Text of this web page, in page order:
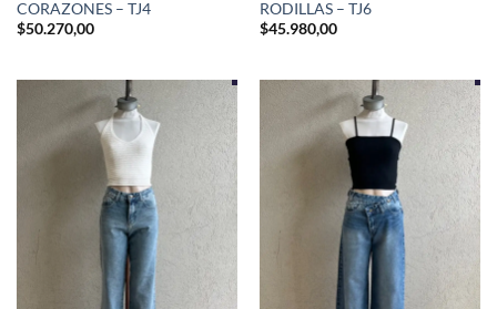
CORAZONES – TJ4
$50.270,00
RODILLAS – TJ6
$45.980,00